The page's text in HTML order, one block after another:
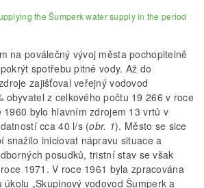
the Šumperk water supply in the period
na poválečný vývoj města pochopitelně
spotřebu pitné vody. Až do
zajišťoval veřejný vodovod
obyvatel z celkového počtu 19 266 v roce
1960 bylo hlavním zdrojem 13 vrtů v
cca 40 l/s (obr. 1). Město se sice
snažilo iniciovat nápravu situace a
posudků, tristní stav se však
1971. V roce 1961 byla zpracována
„Skupinový vodovod Šumperk a